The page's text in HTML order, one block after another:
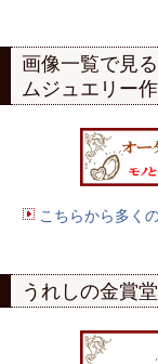
画像一覧で見
ムジュエリー
こちらから多く
うれしの金賞